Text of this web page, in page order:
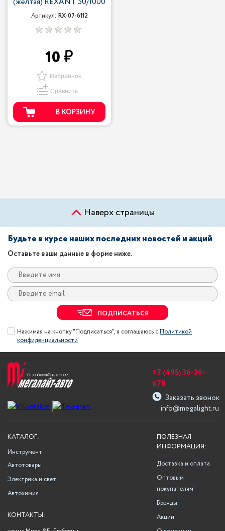
Артикул: RX-07-6112
10
Избранное
Сравнить
В КОРЗИНУ
Наверх страницы
Будьте в курсе наших последних новостей и акций
Оставьте ваши данные в форме ниже.
ПОДПИСАТЬСЯ
Нажимая на кнопку "Подписаться", я соглашаюсь сПолитикой
конфиденциальности
info@megalight.ru
+7 (495) 36-36-
678
Заказать звонок
ПОЛЕЗНАЯ
ИНФОРМАЦИЯ:
Доставка и оплата
Оптовым
покупателям
Бренды
Акции
КАТАЛОГ:
Инструмент
Автотовары
Электрика и свет
Автохимия
КОНТАКТЫ: